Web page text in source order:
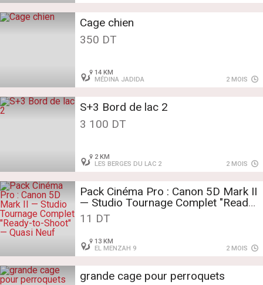
Cage chien
350 DT
14 KM
MÉDINA JADIDA
2 MOIS
S+3 Bord de lac 2
3 100 DT
2 KM
LES BERGES DU LAC 2
2 MOIS
Pack Cinéma Pro : Canon 5D Mark II
— Studio Tournage Complet "Ready-
to-Shoot" — Quasi Neuf
11 DT
13 KM
EL MENZAH 9
2 MOIS
grande cage pour perroquets